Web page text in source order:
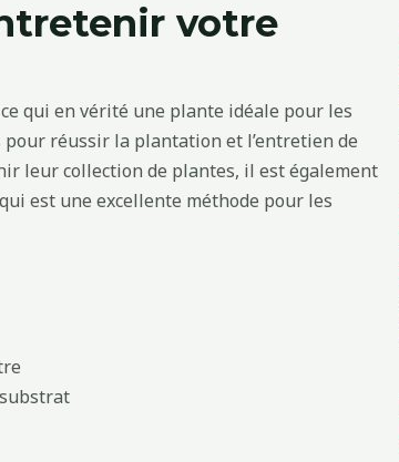
votre
qui en vérité une plante idéale pour les
réussir la plantation et l’entretien de
leur collection de plantes, il est également
est une excellente méthode pour les